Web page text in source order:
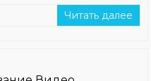
Читать далее